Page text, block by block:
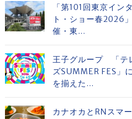
「第101回東京イン
ト・ショー春2026
催・東...
王子グループ 「テ
ズSUMMER FES」
を揃えた...
カナオカとRNスマ